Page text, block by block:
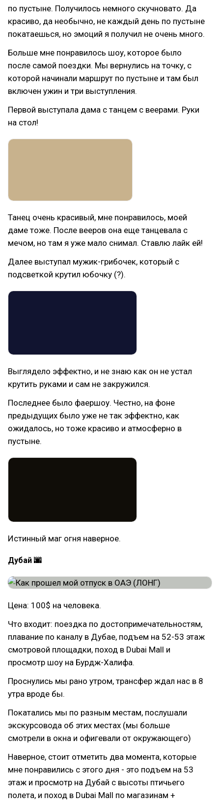
по пустыне. Получилось немного скучновато. Да
красиво, да необычно, не каждый день по пустыне
покатаешься, но эмоций я получил не очень много.
Больше мне понравилось шоу, которое было
после самой поездки. Мы вернулись на точку, с
которой начинали маршрут по пустыне и там был
включен ужин и три выступления.
Первой выступала дама с танцем с веерами. Руки
на стол!
Танец очень красивый, мне понравилось, моей
даме тоже. После вееров она еще танцевала с
мечом, но там я уже мало снимал. Ставлю лайк ей!
Далее выступал мужик-грибочек, который с
подсветкой крутил юбочку (?).
Выглядело эффектно, и не знаю как он не устал
крутить руками и сам не закружился.
Последнее было фаершоу. Честно, на фоне
предыдущих было уже не так эффектно, как
ожидалось, но тоже красиво и атмосферно в
пустыне.
Истинный маг огня наверное.
Дубай 🌆
Цена: 100$ на человека.
Что входит: поездка по достопримечательностям,
плавание по каналу в Дубае, подъем на 52-53 этаж
смотровой площадки, поход в Dubai Mall и
просмотр шоу на Бурдж-Халифа.
Проснулись мы рано утром, трансфер ждал нас в 8
утра вроде бы.
Покатались мы по разным местам, послушали
экскурсовода об этих местах (мы больше
смотрели в окна и офигевали от окружающего)
Наверное, стоит отметить два момента, которые
мне понравились с этого дня - это подъем на 53
этаж и просмотр на Дубай с высоты птичьего
полета, и поход в Dubai Mall по магазинам +